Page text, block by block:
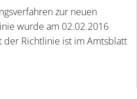
zur neuen
wurde am 02.02.2016
der Richtlinie ist im Amtsblatt